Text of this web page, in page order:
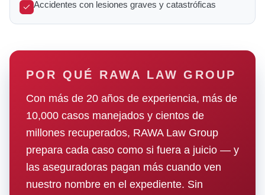
Accidentes con lesiones graves y catastróficas
POR QUÉ RAWA LAW GROUP
Con más de 20 años de experiencia, más de
10,000 casos manejados y cientos de
millones recuperados, RAWA Law Group
prepara cada caso como si fuera a juicio — y
las aseguradoras pagan más cuando ven
nuestro nombre en el expediente. Sin